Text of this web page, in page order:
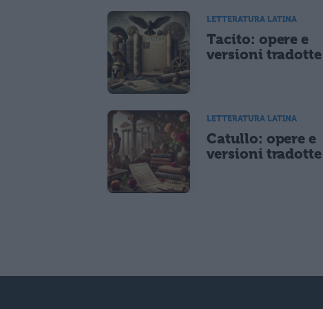
LETTERATURA LATINA
Tacito: opere e
versioni tradotte
LETTERATURA LATINA
Catullo: opere e
versioni tradotte